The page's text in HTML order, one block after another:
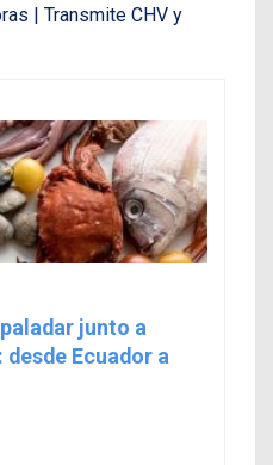
| Transmite CHV y
junto a
Ecuador a